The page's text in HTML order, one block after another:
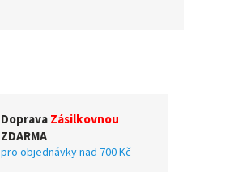
DopravaZásilkovnou
ZDARMA
pro objednávky nad 700 Kč